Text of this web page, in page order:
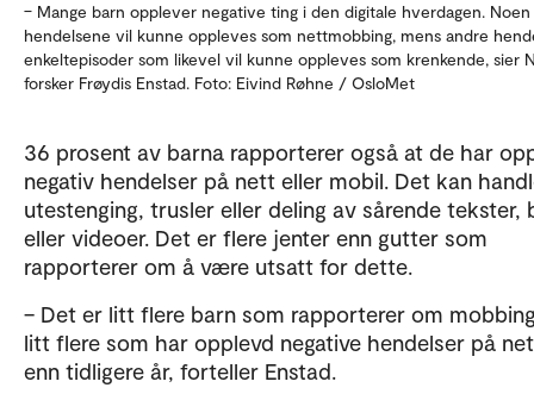
– Mange barn opplever negative ting i den digitale hverdagen. Noen
hendelsene vil kunne oppleves som nettmobbing, mens andre
enkeltepisoder som likevel vil kunne oppleves som krenkende, sier
forsker Frøydis Enstad. Foto: Eivind Røhne / OsloMet
36 prosent av barna rapporterer også at de har
negativ hendelser på nett eller mobil. Det kan
utestenging, trusler eller deling av sårende tekster,
eller videoer. Det er flere jenter enn gutter som
rapporterer om å være utsatt for dette.
– Det er litt flere barn som rapporterer om
litt flere som har opplevd negative hendelser på
enn tidligere år, forteller Enstad.